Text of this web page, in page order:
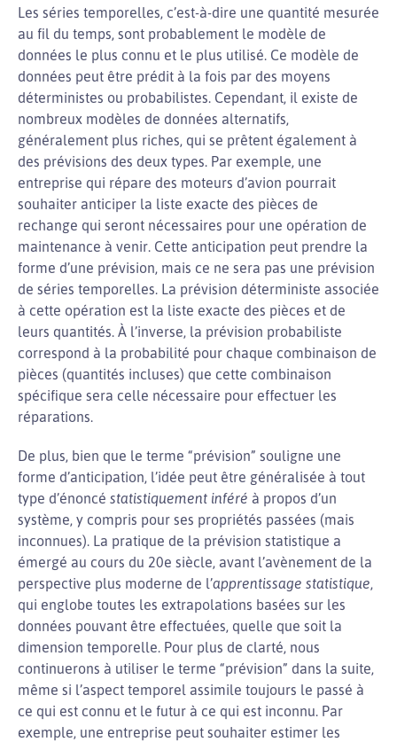
Les séries temporelles, c’est-à-dire une quantité mesurée
au fil du temps, sont probablement le modèle de
données le plus connu et le plus utilisé. Ce modèle de
données peut être prédit à la fois par des moyens
déterministes ou probabilistes. Cependant, il existe de
nombreux modèles de données alternatifs,
généralement plus riches, qui se prêtent également à
des prévisions des deux types. Par exemple, une
entreprise qui répare des moteurs d’avion pourrait
souhaiter anticiper la liste exacte des pièces de
rechange qui seront nécessaires pour une opération de
maintenance à venir. Cette anticipation peut prendre la
forme d’une prévision, mais ce ne sera pas une prévision
de séries temporelles. La prévision déterministe associée
à cette opération est la liste exacte des pièces et de
leurs quantités. À l’inverse, la prévision probabiliste
correspond à la probabilité pour chaque combinaison de
pièces (quantités incluses) que cette combinaison
spécifique sera celle nécessaire pour effectuer les
réparations.
De plus, bien que le terme “prévision” souligne une
forme d’anticipation, l’idée peut être généralisée à tout
type d’énoncé statistiquement inféré à propos d’un
système, y compris pour ses propriétés passées (mais
inconnues). La pratique de la prévision statistique a
émergé au cours du 20e siècle, avant l’avènement de la
perspective plus moderne de l’apprentissage statistique,
qui englobe toutes les extrapolations basées sur les
données pouvant être effectuées, quelle que soit la
dimension temporelle. Pour plus de clarté, nous
continuerons à utiliser le terme “prévision” dans la suite,
même si l’aspect temporel assimile toujours le passé à
ce qui est connu et le futur à ce qui est inconnu. Par
exemple, une entreprise peut souhaiter estimer les